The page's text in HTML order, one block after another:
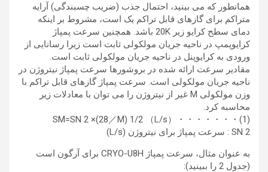
همانطور که می بینید، احتمال جذب (ضریب چسبندگی) آرایه
متراکم برای گازهای قابل تراکم یک است، مشروط بر اینکه
دمای سطح کرایو زیر 20K باشد. همچنین سرعت پمپاژ
کرایوپمپ در ناحیه جریان مولکولی ثابت است زیرا رسانایی از
ورودی به کرایوپنل در ناحیه جریان مولکولی ثابت است.
مقادیر سرعت ارائه شده در بروشورها سرعت پمپاژ نیتروژن در
ناحیه جریان مولکولی است. سرعت پمپاژ گازهای قابل تراکم با
وزن مولکولی M غیر از نیتروژن را می توان با معادلات زیر
محاسبه کرد.
SM=SN 2 ×(28／M) 1/2 （L/s）・・・・・・・(1)
SN 2 : سرعت پمپاژ برای نیتروژن (L/s)
به عنوان مثال، سرعت پمپاژ CRYO-U8H برای آرگون است
(جدول 2 را ببینید):